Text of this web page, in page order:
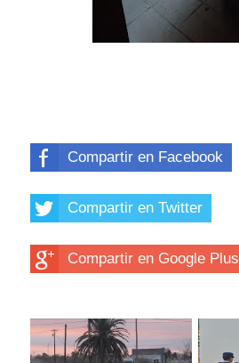
Compartir en Facebook
Compartir en Twitter
Compartir en Google Plus